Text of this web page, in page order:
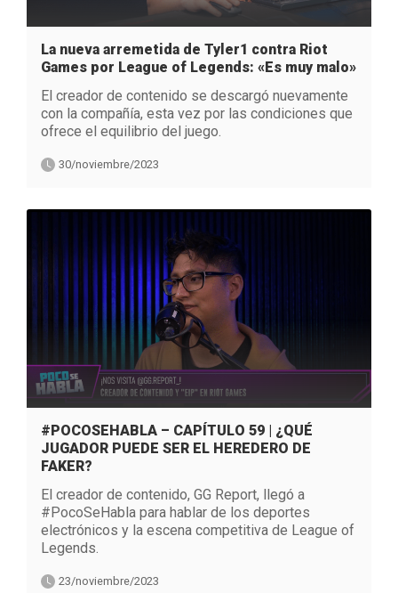
La nueva arremetida de Tyler1 contra Riot
Games por League of Legends: «Es muy malo»
El creador de contenido se descargó nuevamente
con la compañía, esta vez por las condiciones que
ofrece el equilibrio del juego.
30/noviembre/2023
#POCOSEHABLA – CAPÍTULO 59 | ¿QUÉ
JUGADOR PUEDE SER EL HEREDERO DE
FAKER?
El creador de contenido, GG Report, llegó a
#PocoSeHabla para hablar de los deportes
electrónicos y la escena competitiva de League of
Legends.
23/noviembre/2023